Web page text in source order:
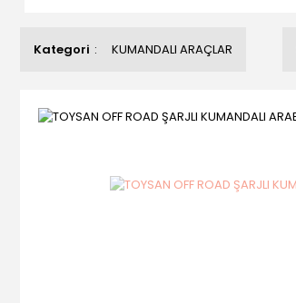
Kategori KUMANDALI ARAÇLAR